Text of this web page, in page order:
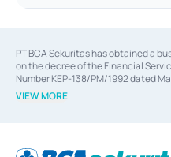
PT BCA Sekuritas has obtained a
on the decree of the Financial
Number KEP-138/PM/1992 dated
dated February 28, 2014, a
decree of the Financial Services
Financial Services Authority
VIEW MORE